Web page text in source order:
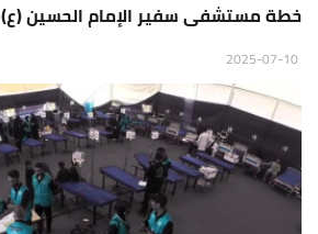
خطة مستشفى سفير الإمام الحسين (ع)